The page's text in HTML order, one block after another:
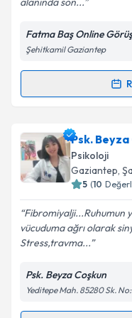
Kişisel
Metni'ni
kapsamda
Fatma Baş Online
Şehitkamil Gaziantep
Randevu
Psk. Fatma Baş
Size bu uzmandan
hazırlandığında
Metni'ni
kapsamda
Psk. Beyza
Psikoloji
Gaziantep,
5 (10
Fibromiyalji...Ruhumun
vücuduma ağrı olarak
Stress,travma...
Psk. Beyza Coşkun
Yeditepe Mah. 85280 Sk.